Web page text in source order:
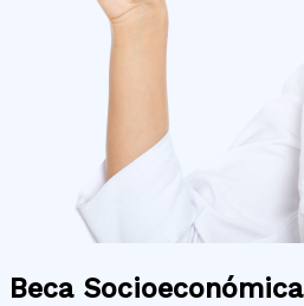
Beca Socioeconómica